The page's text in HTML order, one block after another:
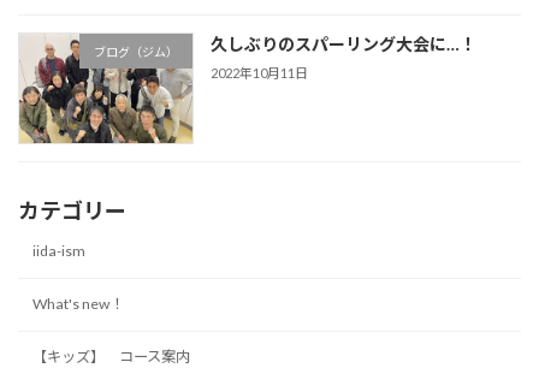
ブログ（ジム） 久しぶりのスパーリング大会に…！
2022年10月11日
カテゴリー
iida-ism
What's new！
【キッズ】 コース案内